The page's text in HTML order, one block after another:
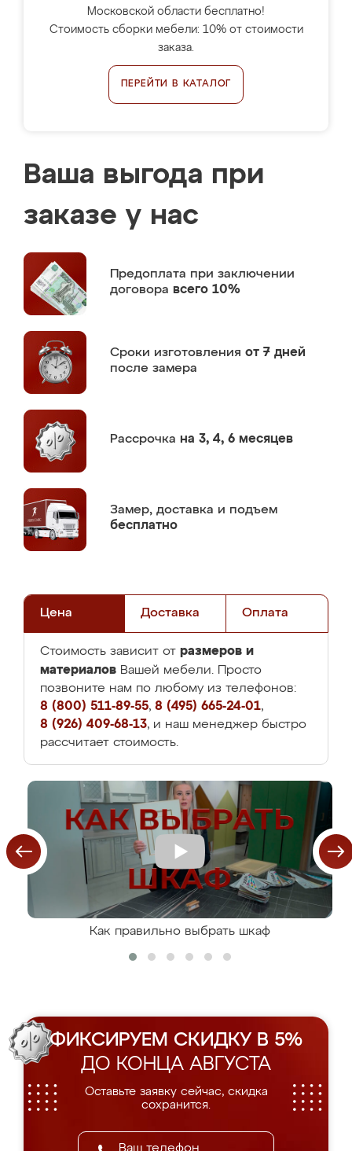
Московской области бесплатно!
Стоимость сборки мебели: 10% от стоимости
заказа.
ПЕРЕЙТИ В КАТАЛОГ
Ваша выгода при
заказе у нас
Предоплата при заключении
договора всего 10%
Сроки изготовления от 7 дней
после замера
Рассрочка на 3, 4, 6 месяцев
Замер, доставка и подъем
бесплатно
Цена Доставка Оплата
Стоимость зависит от размеров и
материалов Вашей мебели. Просто
позвоните нам по любому из телефонов:
8 (800) 511-89-55, 8 (495) 665-24-01,
8 (926) 409-68-13, и наш менеджер быстро
рассчитает стоимость.
Как правильно выбрать шкаф
ФИКСИРУЕМ СКИДКУ В 5%
ДО КОНЦА АВГУСТА
Оставьте заявку сейчас, скидка
сохранится.